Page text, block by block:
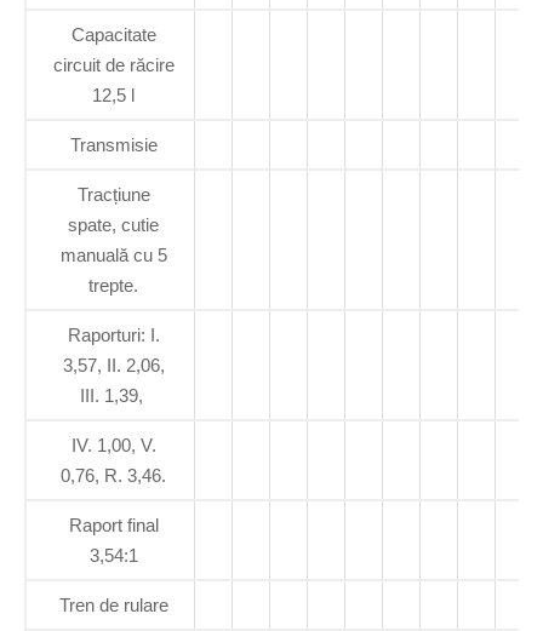
Capacitate
circuit de răcire
12,5 l
Transmisie
Tracțiune
spate, cutie
manuală cu 5
trepte.
Raporturi: I.
3,57, II. 2,06,
III. 1,39,
IV. 1,00, V.
0,76, R. 3,46.
Raport final
3,54:1
Tren de rulare